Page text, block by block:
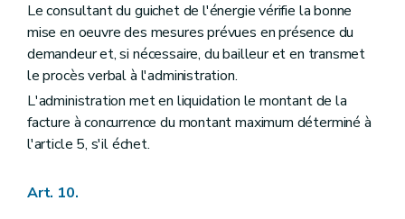
Le consultant du guichet de l'énergie vérifie la bonne
mise en oeuvre des mesures prévues en présence du
demandeur et, si nécessaire, du bailleur et en transmet
le procès verbal à l'administration.
L'administration met en liquidation le montant de la
facture à concurrence du montant maximum déterminé à
l'article 5, s'il échet.
Art. 10.